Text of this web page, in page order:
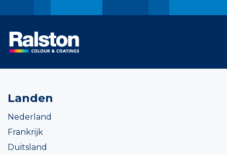
Landen
Nederland
Frankrijk
Duitsland